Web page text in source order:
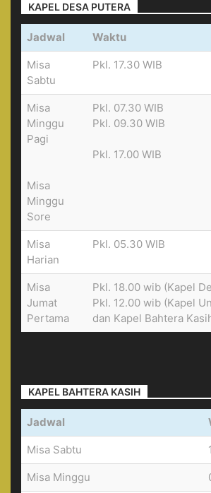
KAPEL DESA PUTERA
Jadwal Waktu
Misa
Sabtu
Pkl. 17.30 WIB
Misa
Minggu
Pagi
Misa
Minggu
Sore
Pkl. 07.30 WIB
Pkl. 09.30 WIB
Pkl. 17.00 WIB
Misa
Harian
Pkl. 05.30 WIB
Misa
Jumat
Pertama
Pkl. 18.00 wib (Kapel
Pkl. 12.00 wib (Kapel
dan Kapel Bahtera
KAPEL BAHTERA KASIH
Jadwal
Misa Sabtu
Misa Minggu